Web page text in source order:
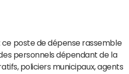
ce poste de dépense rassemble
personnels dépendant de la
policiers municipaux, agents